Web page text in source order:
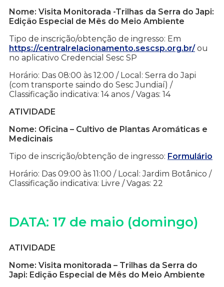
Nome: Visita Monitorada -Trilhas da Serra do Japi:
Edição Especial de Mês do Meio Ambiente
Tipo de inscrição/obtenção de ingresso: Em
https://centralrelacionamento.sescsp.org.br/ ou
no aplicativo Credencial Sesc SP
Horário: Das 08:00 às 12:00 / Local: Serra do Japi
(com transporte saindo do Sesc Jundiaí) /
Classificação indicativa: 14 anos / Vagas: 14
ATIVIDADE
Nome: Oficina – Cultivo de Plantas Aromáticas e
Medicinais
Tipo de inscrição/obtenção de ingresso: Formulário
Horário: Das 09:00 às 11:00 / Local: Jardim Botânico /
Classificação indicativa: Livre / Vagas: 22
DATA: 17 de maio (domingo)
ATIVIDADE
Nome: Visita monitorada – Trilhas da Serra do
Japi: Edição Especial de Mês do Meio Ambiente